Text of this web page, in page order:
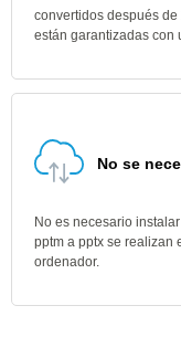
convertidos después
están garantizadas con
No se
No es necesario
pptm a pptx se realizan
ordenador.